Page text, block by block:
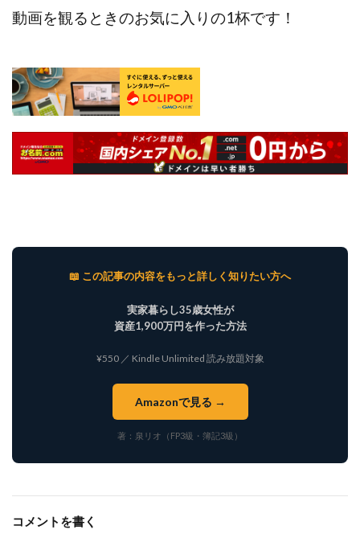
動画を観るときのお気に入りの1杯です！
📖 この記事の内容をもっと詳しく知りたい方へ
実家暮らし35歳女性が
資産1,900万円を作った方法
¥550 ／ Kindle Unlimited 読み放題対象
Amazonで見る →
著：泉リオ（FP3級・簿記3級）
コメントを書く